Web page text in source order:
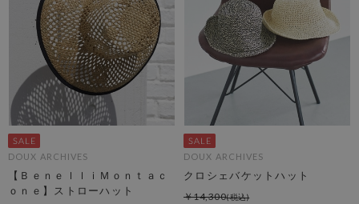
DOUX ARCHIVES
【ＢｅｎｅｌｌｉＭｏｎｔａｃ
ｏｎｅ】ストローハット
DOUX ARCHIVES
クロシェバケットハット
￥14,300